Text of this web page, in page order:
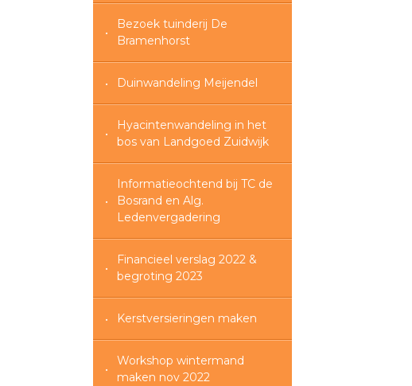
Bezoek tuinderij De
Bramenhorst
Duinwandeling Meijendel
Hyacintenwandeling in het
bos van Landgoed Zuidwijk
Informatieochtend bij TC de
Bosrand en Alg.
Ledenvergadering
Financieel verslag 2022 &
begroting 2023
Kerstversieringen maken
Workshop wintermand
maken nov 2022